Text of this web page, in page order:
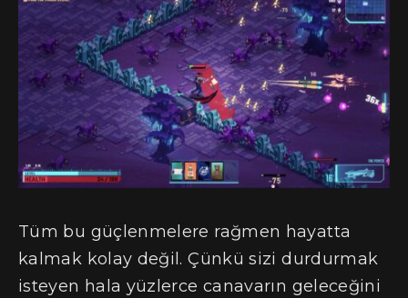
Tüm bu güçlenmelere rağmen hayatta
kalmak kolay değil. Çünkü sizi durdurmak
isteyen hala yüzlerce canavarın geleceğini